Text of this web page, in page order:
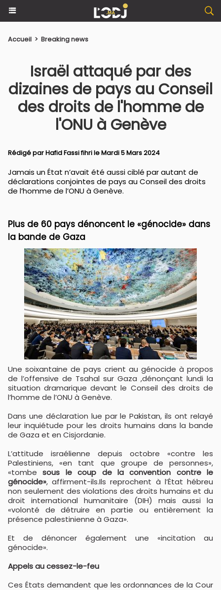
Accueil > Breaking news
Israël attaqué par des
dizaines de pays au Conseil
des droits de l'homme de
l'ONU à Genève
Rédigé parHafid Fassi fihrile Mardi 5 Mars 2024
Jamais un État n’avait été aussi ciblé par autant de
déclarations conjointes de pays au Conseil des droits
de l’homme de l’ONU à Genève.
Plus de 60 pays dénoncent le «génocide» dans
la bande de Gaza
Une soixantaine de pays crient au génocide à propos
de l’offensive de Tsahal sur Gaza ,dénonçant lundi la
situation dramarique devant le Conseil des droits de
l’homme de l’ONU à Genève.
Dans une déclaration lue par le Pakistan, ils ont relayé
leur inquiétude pour les droits humains dans la bande
de Gaza et en Cisjordanie.
L’attitude israélienne depuis octobre «contre les
Palestiniens, «en tant que groupe de personnes»,
«tombesous le coup de la convention contre le
génocide», affirment-ils.Ils reprochent à l’État hébreu
non seulement des violations des droits humains et du
droit international humanitaire (DIH) mais aussi la
«volonté de détruire en partie ou entièrement la
présence palestinienne à Gaza».
Et de dénoncer également une «incitation au
génocide».
Appels au cessez-le-feu
Ces États demandent que les ordonnances de la Cour